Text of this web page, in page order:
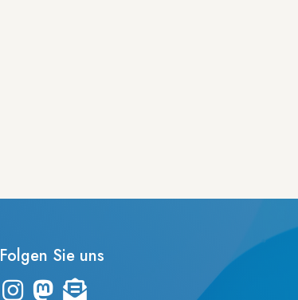
Folgen Sie uns
Link zum Instagram-Kanal "frankfurter_dinge"
Zum Mastodon-Account der UB Frankfurt
Zur Übersicht des Newsletters "leporello"